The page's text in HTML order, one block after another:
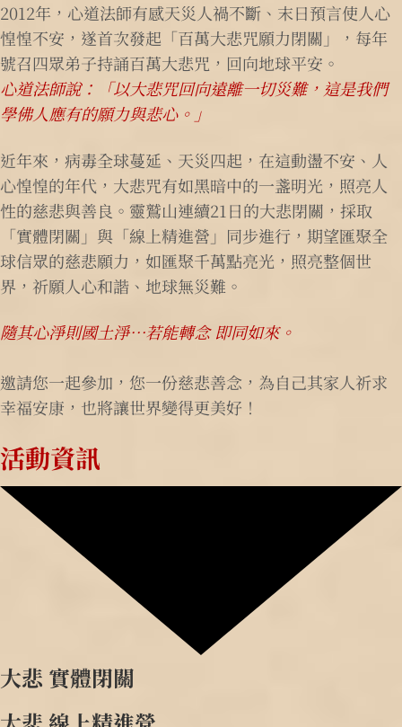
2012年，心道法師有感天災人禍不斷、末日預言使人心
惶惶不安，遂首次發起「百萬大悲咒願力閉關」，每年
號召四眾弟子持誦百萬大悲咒，回向地球平安。
心道法師說：「以大悲咒回向遠離一切災難，這是我們
學佛人應有的願力與悲心。」
近年來，病毒全球蔓延、天災四起，在這動盪不安、人
心惶惶的年代，大悲咒有如黑暗中的一盞明光，照亮人
性的慈悲與善良。靈鷲山連續21日的大悲閉關，採取
「實體閉關」與「線上精進營」同步進行，期望匯聚全
球信眾的慈悲願力，如匯聚千萬點亮光，照亮整個世
界，祈願人心和諧、地球無災難。
隨其心淨則國土淨…若能轉念 即同如來。
邀請您一起參加，您一份慈悲善念，為自己其家人祈求
幸福安康，也將讓世界變得更美好！
活動資訊
大悲 實體閉關